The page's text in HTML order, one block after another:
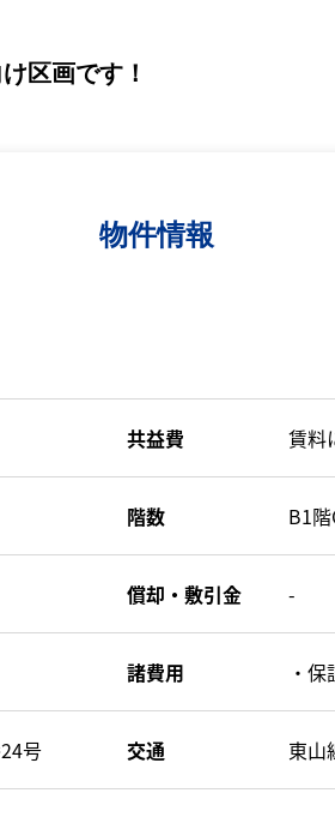
区画です！
物件情報
共益費 賃料
階数 B1
償却・敷引金 -
諸費用 ・
号 交通 東